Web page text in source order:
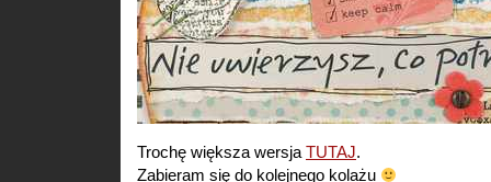
Trochę większa wersja TUTAJ.
Zabieram się do kolejnego kolażu